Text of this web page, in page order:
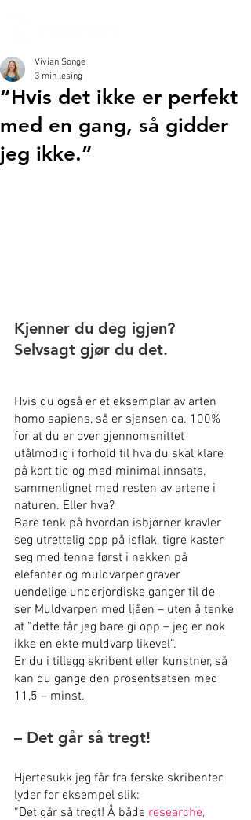
“Hvis det ikke er perfekt
med en gang, så gidder
jeg ikke.”
Vivian Songe
3 min lesing
Kjenner du deg igjen?
Selvsagt gjør du det.
Hvis du også er et eksemplar av arten
homo sapiens, så er sjansen ca. 100%
for at du er over gjennomsnittet
utålmodig i forhold til hva du skal klare
på kort tid og med minimal innsats,
sammenlignet med resten av artene i
naturen. Eller hva?
Bare tenk på hvordan isbjørner kravler
seg utrettelig opp på isflak, tigre kaster
seg med tenna først i nakken på
elefanter og muldvarper graver
uendelige underjordiske ganger til de
ser Muldvarpen med ljåen – uten å tenke
at “dette får jeg bare gi opp – jeg er nok
ikke en ekte muldvarp likevel”.
Er du i tillegg skribent eller kunstner, så
kan du gange den prosentsatsen med
11,5 – minst.
– Det går så tregt!
Hjertesukk jeg får fra ferske skribenter
lyder for eksempel slik:
“Det går så tregt! Å både researche,